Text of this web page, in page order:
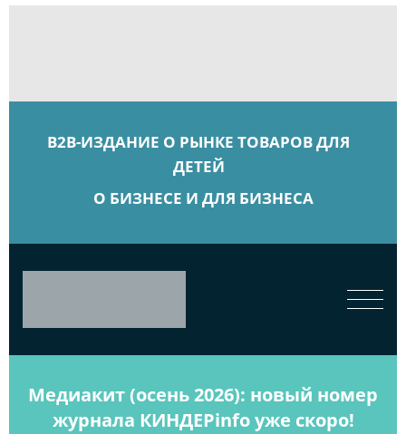
B2B-ИЗДАНИЕ О РЫНКЕ ТОВАРОВ ДЛЯ
ДЕТЕЙ
О БИЗНЕСЕ И ДЛЯ БИЗНЕСА
Медиакит (осень 2026): новый номер
журнала КИНДЕРinfo уже скоро!